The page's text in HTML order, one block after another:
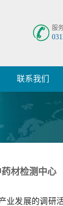
服
联系我们
材检测中心
业发展的调研